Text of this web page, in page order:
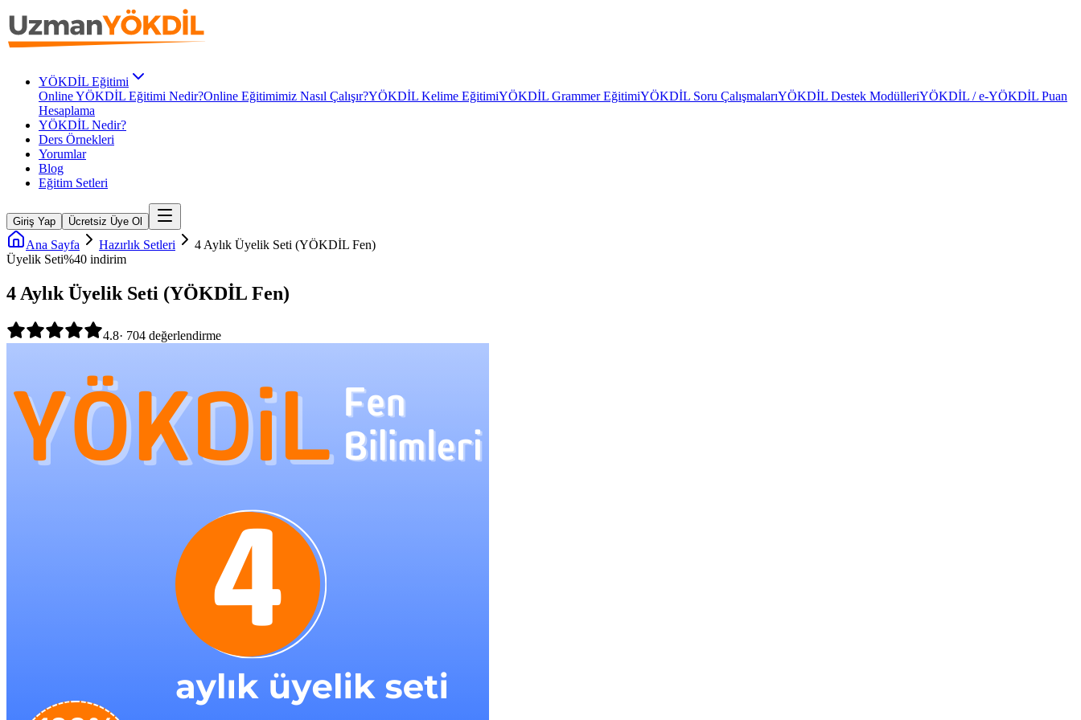
YÖKDİL Eğitimi
Online YÖKDİL Eğitimi Nedir?Online Eğitimimiz Nasıl Çalışır?YÖKDİL Kelime EğitimiYÖKDİL Grammer EğitimiYÖKDİL Soru ÇalışmalarıYÖKDİL Destek ModülleriYÖKDİL / e-YÖKDİL Puan
Hesaplama
YÖKDİL Nedir?
Ders Örnekleri
Yorumlar
Blog
Eğitim Setleri
Giriş Yap Ücretsiz Üye Ol
Ana Sayfa Hazırlık Setleri
4 Aylık Üyelik Seti (YÖKDİL Fen)
Üyelik Seti%40 indirim
4 Aylık Üyelik Seti (YÖKDİL Fen)
4.8· 704 değerlendirme